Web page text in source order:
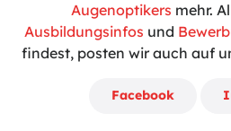
Augenoptikers mehr.
Ausbildungsinfos und
findest, posten wir auch auf
Facebook